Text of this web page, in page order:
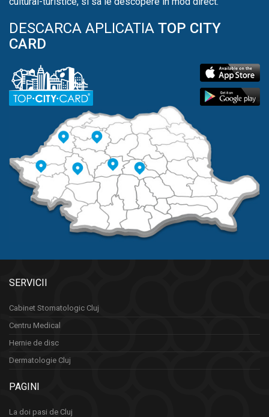
DESCARCA APLICATIA TOP CITY
CARD
SERVICII
Cabinet Stomatologic Cluj
Centru Medical
Hernie de disc
Dermatologie Cluj
PAGINI
La doi pasi de Cluj